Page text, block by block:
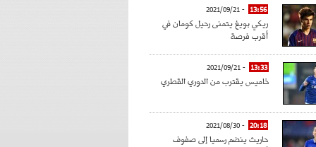
13:56
- 2021/09/21
ريكي بويغ يتمنى رحيل كومان في
أقرب فرصة
13:33
- 2021/09/21
خاميس يقترب من الدوري القطري
20:18
- 2021/08/30
حاريث ينضم رسميا إلى صفوف